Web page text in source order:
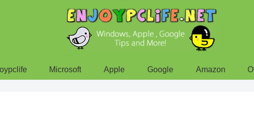
Microsoft Apple Google Amazon